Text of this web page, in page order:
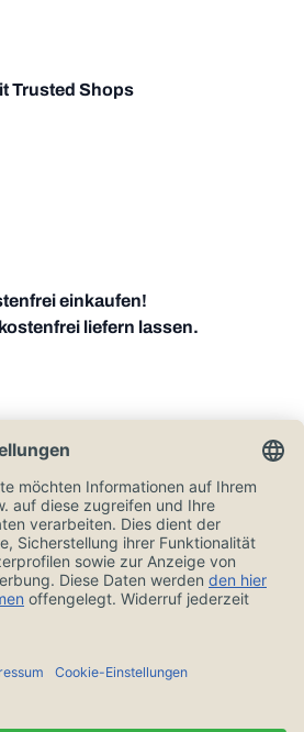
Trusted Shops
einkaufen!
liefern lassen.